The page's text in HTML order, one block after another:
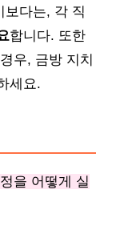
보다는, 각 직
합니다. 또한
우, 금방 지치
세요.
을 어떻게 실